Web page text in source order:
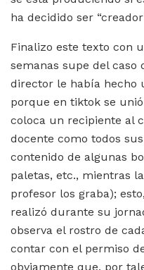
ha decidido ser
Finalizo este texto con
semanas supe del
director le había hecho
porque en tiktok se
coloca un recipiente al
docente como todos
contenido de algunas
paletas, etc., mientras
profesor los graba);
realizó durante su
observa el rostro de
contar con el permiso
obviamente que, por